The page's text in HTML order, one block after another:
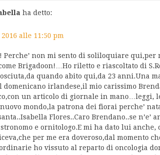
ha detto:
alle 11:50 pm
Perche’ non mi sento di soliloquiare
Brigadoon!…Ho riletto e riascoltato di
quando abito qui,da 23 anni.Una
domenicano irlandese,il mio carissimo
un articolo di giornale in mano…leggi,
mondo,la patrona dei fiorai perche’
Flores..Caro Brendano..se n’e’
e ornitologo.E mi ha dato lui
per me era doveroso,dal momento
ho vissuto al reparto di oncologia